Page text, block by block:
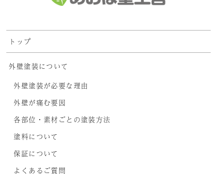
トップ
外壁塗装について
外壁塗装が必要な理由
外壁が痛む要因
各部位・素材ごとの塗装方法
塗料について
保証について
よくあるご質問